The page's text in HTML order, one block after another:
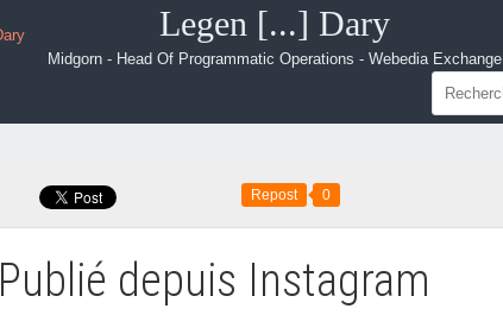
Legen [...] Dary
Midgorn - Head Of Programmatic Operations - Webedia Exchange
Repost 0
Publié depuis Instagram